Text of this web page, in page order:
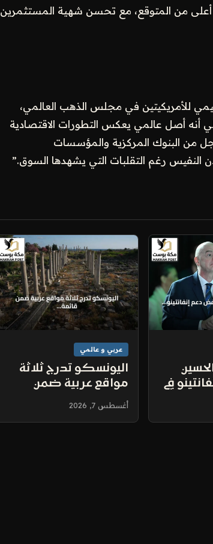
أعلى من المتوقع، مع تحسن شهية المستثمرين
للأمريكيتين في مجلس الذهب العالمي،
أنه أصل عالمي يعكس التطورات الاقتصادية
من البنوك المركزية والمؤسسات
النفيس رغم التقلبات التي يشهدها السوق.”
في
رغم
عربي و عالمي
اليونسكو تدرج ثلاثة
مواقع عربية ضمن
قائمة التراث العالمي
المعرض للخطر
أغسطس 7, 2026